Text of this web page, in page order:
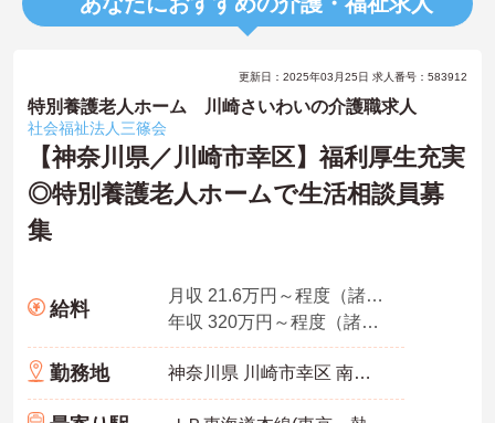
更新日：2025年03月25日 求人番号：583912
特別養護老人ホーム 川崎さいわいの介護職求人
社会福祉法人三篠会
【神奈川県／川崎市幸区】福利厚生充実
◎特別養護老人ホームで生活相談員募
集
給料
月収 21.6万円～程度（諸手当込） 常勤・新卒モデル
年収 320万円～程度（諸手当込み）
勤務地 神奈川県 川崎市幸区 南幸町3丁目149-3